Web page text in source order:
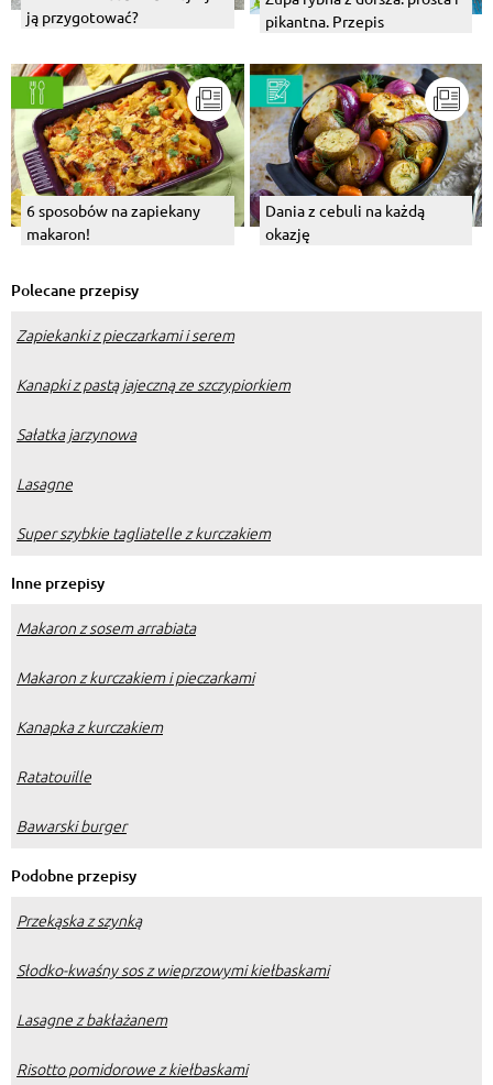
ją przygotować?
pikantna. Przepis
6 sposobów na zapiekany
makaron!
Dania z cebuli na każdą
okazję
Polecane przepisy
Zapiekanki z pieczarkami i serem
Kanapki z pastą jajeczną ze szczypiorkiem
Sałatka jarzynowa
Lasagne
Super szybkie tagliatelle z kurczakiem
Inne przepisy
Makaron z sosem arrabiata
Makaron z kurczakiem i pieczarkami
Kanapka z kurczakiem
Ratatouille
Bawarski burger
Podobne przepisy
Przekąska z szynką
Słodko-kwaśny sos z wieprzowymi kiełbaskami
Lasagne z bakłażanem
Risotto pomidorowe z kiełbaskami